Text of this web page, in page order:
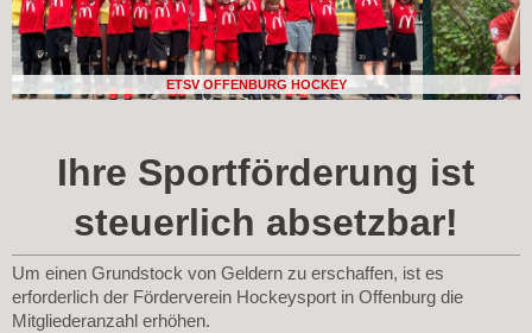
ETSV OFFENBURG HOCKEY
Ihre Sportförderung ist
steuerlich absetzbar!
Um einen Grundstock von Geldern zu erschaffen, ist es
erforderlich der Förderverein Hockeysport in Offenburg die
Mitgliederanzahl erhöhen.